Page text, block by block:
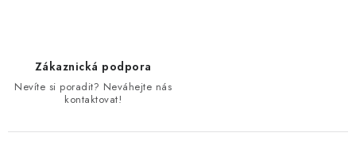
Zákaznická podpora
Nevíte si poradit? Neváhejte nás
kontaktovat!